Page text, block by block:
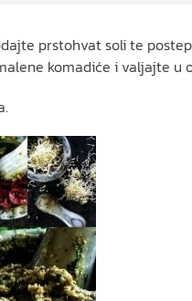
prstohvat soli te
komadiće i valjajte u